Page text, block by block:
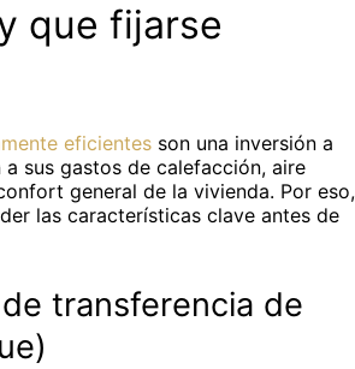
que fijarse
eficientes son una inversión a
sus gastos de calefacción, aire
general de la vivienda. Por eso,
las características clave antes de
transferencia de